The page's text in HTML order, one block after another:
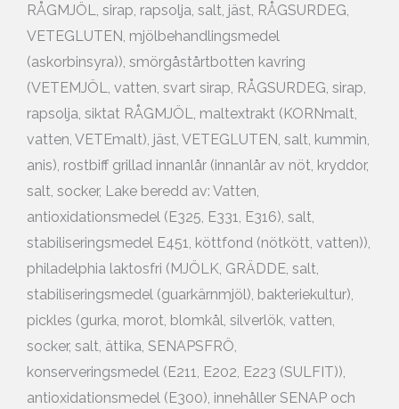
RÅGMJÖL, sirap, rapsolja, salt, jäst, RÅGSURDEG,
VETEGLUTEN, mjölbehandlingsmedel
(askorbinsyra)), smörgåstårtbotten kavring
(VETEMJÖL, vatten, svart sirap, RÅGSURDEG, sirap,
rapsolja, siktat RÅGMJÖL, maltextrakt (KORNmalt,
vatten, VETEmalt), jäst, VETEGLUTEN, salt, kummin,
anis), rostbiff grillad innanlår (innanlår av nöt, kryddor,
salt, socker, Lake beredd av: Vatten,
antioxidationsmedel (E325, E331, E316), salt,
stabiliseringsmedel E451, köttfond (nötkött, vatten)),
philadelphia laktosfri (MJÖLK, GRÄDDE, salt,
stabiliseringsmedel (guarkärnmjöl), bakteriekultur),
pickles (gurka, morot, blomkål, silverlök, vatten,
socker, salt, ättika, SENAPSFRÖ,
konserveringsmedel (E211, E202, E223 (SULFIT)),
antioxidationsmedel (E300), innehåller SENAP och